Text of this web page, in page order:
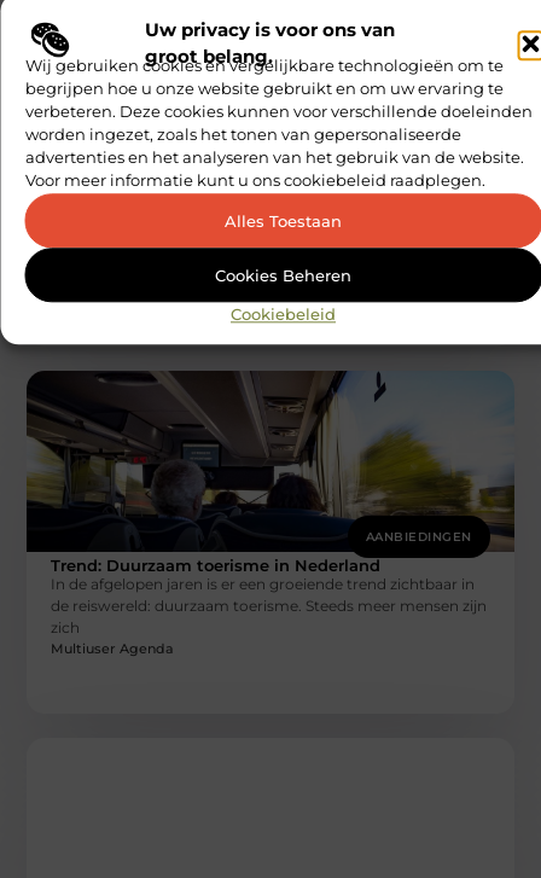
Uw privacy is voor ons van
groot belang.
Wij gebruiken cookies en vergelijkbare technologieën om te
begrijpen hoe u onze website gebruikt en om uw ervaring te
verbeteren. Deze cookies kunnen voor verschillende doeleinden
worden ingezet, zoals het tonen van gepersonaliseerde
advertenties en het analyseren van het gebruik van de website.
Voor meer informatie kunt u ons cookiebeleid raadplegen.
Alles Toestaan
Cookies Beheren
Cookiebeleid
AANBIEDINGEN
Hoe maak je wijn toegankelijk voor een
AANBIEDINGEN
Trend: Duurzaam toerisme in Nederland
In de afgelopen jaren is er een groeiende trend zichtbaar in
de reiswereld: duurzaam toerisme. Steeds meer mensen zijn
zich
Multiuser Agenda